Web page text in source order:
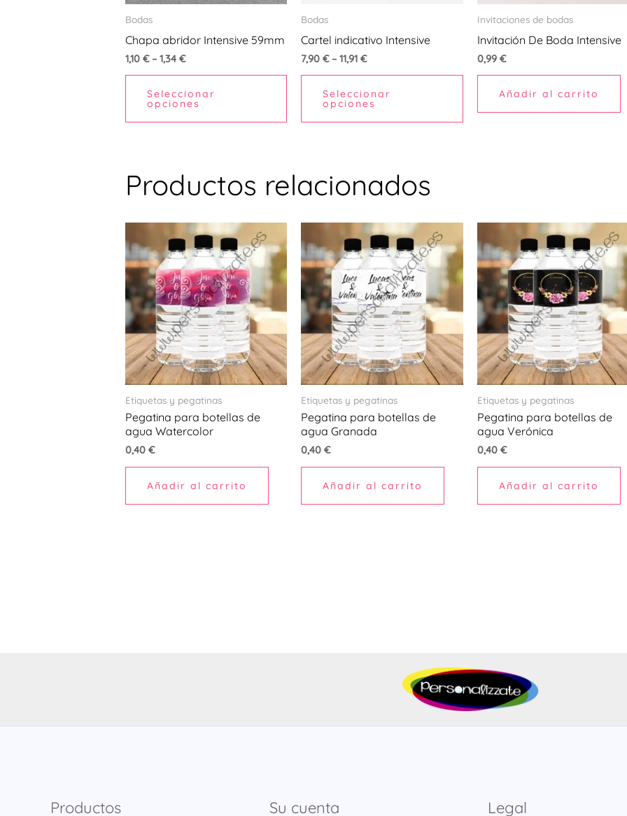
Bodas
Chapa abridor Intensive 59mm
1,10 €– 1,34 €
Seleccionar
opciones
pueden
elegir
producto
Bodas
Cartel indicativo Intensive
7,90€–11,91€
Seleccionar
opciones
pueden
elegir
producto
Invitaciones de bodas
Invitación De Boda Intensive
0,99 €
Añadir al carrito
Productos relacionados
Etiquetas y pegatinas
Pegatina para botellas de
agua Watercolor
0,40 €
Añadir al carrito
Etiquetas y pegatinas
Pegatina para botellas de
agua Granada
0,40€
Añadir al carrito
Etiquetas y pegatinas
Pegatina para botellas de
agua Verónica
0,40 €
Añadir al carrito
Productos Su cuenta Legal